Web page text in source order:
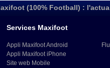
(100% Football) :
Services Maxifoot
Appli Maxifoot Android
Appli Maxifoot iPhone
Site web Mobile